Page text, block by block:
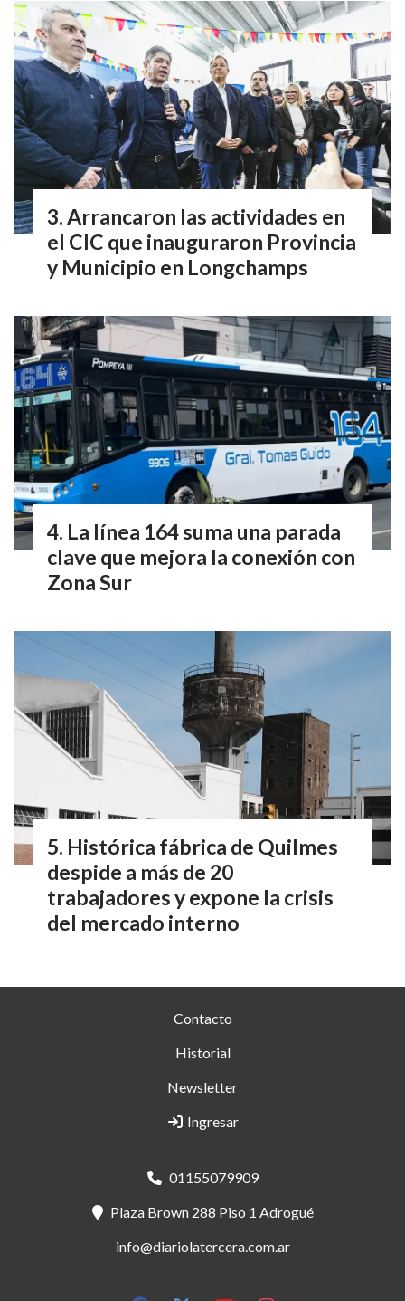
Arrancaron las actividades en
el CIC que inauguraron Provincia
y Municipio en Longchamps
La línea 164 suma una parada
clave que mejora la conexión con
Zona Sur
Histórica fábrica de Quilmes
despide a más de 20
trabajadores y expone la crisis
del mercado interno
Contacto
Historial
Newsletter
Ingresar
01155079909
Plaza Brown 288 Piso 1 Adrogué
info@diariolatercera.com.ar